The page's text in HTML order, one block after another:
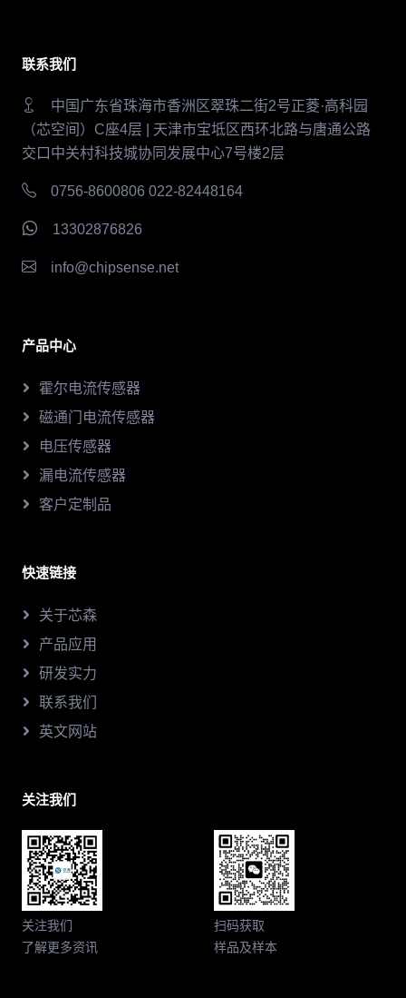
联系我们
中国广东省珠海市香洲区翠珠二街2号正菱·高科园
（芯空间）C座4层 | 天津市宝坻区西环北路与唐通公路
交口中关村科技城协同发展中心7号楼2层
0756-8600806 022-82448164
13302876826
info@chipsense.net
产品中心
霍尔电流传感器
磁通门电流传感器
电压传感器
漏电流传感器
客户定制品
快速链接
关于芯森
产品应用
研发实力
联系我们
英文网站
关注我们
关注我们
了解更多资讯
扫码获取
样品及样本